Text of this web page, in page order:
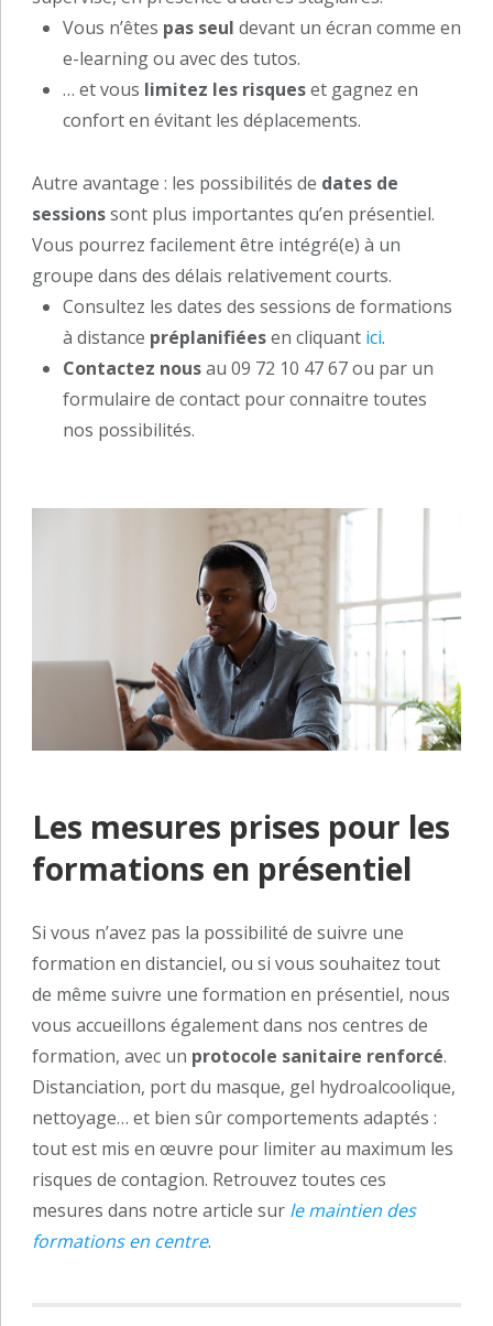
Vous n’êtes pas seul devant un écran comme en
e-learning ou avec des tutos.
… et vous limitez les risqueset gagnez en
confort en évitant les déplacements.
Autre avantage : les possibilités de dates de
sessionssont plus importantes qu’en présentiel.
Vous pourrez facilement être intégré(e) à un
groupe dans des délais relativement courts.
Consultez les dates des sessions de formations
à distance préplanifiéesen cliquant ici.
Contactez nousau 09 72 10 47 67 ou par un
formulaire de contact pour connaitre toutes
nos possibilités.
Les mesures prises pour les
formations en présentiel
Si vous n’avez pas la possibilité de suivre une
formation en distanciel, ou si vous souhaitez tout
de même suivre une formation en présentiel, nous
vous accueillons également dans nos centres de
formation, avec un protocole sanitaire renforcé.
Distanciation, port du masque, gel hydroalcoolique,
nettoyage… et bien sûr comportements adaptés :
tout est mis en œuvre pour limiter au maximum les
risques de contagion. Retrouvez toutes ces
mesures dans notre article sur le maintien des
formations en centre.